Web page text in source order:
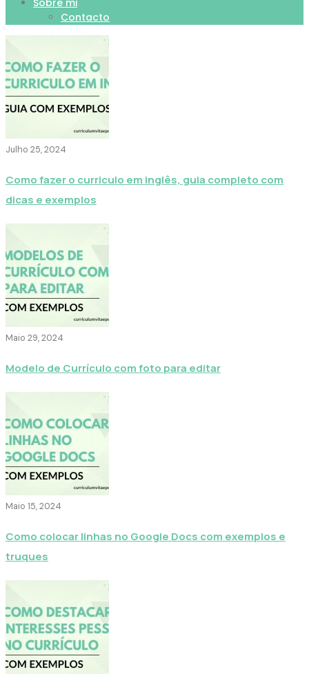
Sobre mi
Contacto
Julho 25, 2024
Como fazer o curriculo em inglês, guia completo com
dicas e exemplos
Maio 29, 2024
Modelo de Currículo com foto para editar
Maio 15, 2024
Como colocar linhas no Google Docs com exemplos e
truques